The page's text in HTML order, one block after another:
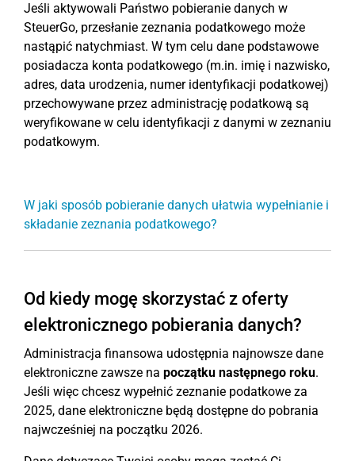
Jeśli aktywowali Państwo pobieranie danych w
SteuerGo, przesłanie zeznania podatkowego może
nastąpić natychmiast. W tym celu dane podstawowe
posiadacza konta podatkowego (m.in. imię i nazwisko,
adres, data urodzenia, numer identyfikacji podatkowej)
przechowywane przez administrację podatkową są
weryfikowane w celu identyfikacji z danymi w zeznaniu
podatkowym.
W jaki sposób pobieranie danych ułatwia wypełnianie i
składanie zeznania podatkowego?
Od kiedy mogę skorzystać z oferty
elektronicznego pobierania danych?
Administracja finansowa udostępnia najnowsze dane
elektroniczne zawsze na początku następnego roku.
Jeśli więc chcesz wypełnić zeznanie podatkowe za
2025, dane elektroniczne będą dostępne do pobrania
najwcześniej na początku 2026.